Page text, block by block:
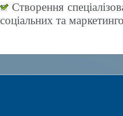
Створення
соціальних та